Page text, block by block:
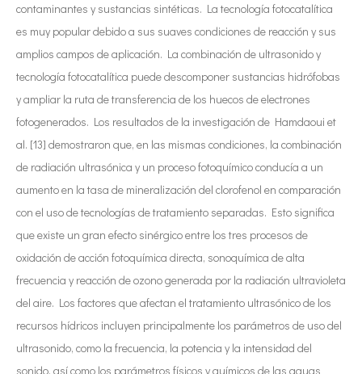
contaminantes y sustancias sintéticas. La tecnología fotocatalítica
es muy popular debido a sus suaves condiciones de reacción y sus
amplios campos de aplicación. La combinación de ultrasonido y
tecnología fotocatalítica puede descomponer sustancias hidrófobas
y ampliar la ruta de transferencia de los huecos de electrones
fotogenerados. Los resultados de la investigación de Hamdaoui et
al. [13] demostraron que, en las mismas condiciones, la combinación
de radiación ultrasónica y un proceso fotoquímico conducía a un
aumento en la tasa de mineralización del clorofenol en comparación
con el uso de tecnologías de tratamiento separadas. Esto significa
que existe un gran efecto sinérgico entre los tres procesos de
oxidación de acción fotoquímica directa, sonoquímica de alta
frecuencia y reacción de ozono generada por la radiación ultravioleta
del aire. Los factores que afectan el tratamiento ultrasónico de los
recursos hídricos incluyen principalmente los parámetros de uso del
ultrasonido, como la frecuencia, la potencia y la intensidad del
sonido, así como los parámetros físicos y químicos de las aguas